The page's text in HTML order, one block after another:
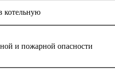
котельную
и пожарной опасности